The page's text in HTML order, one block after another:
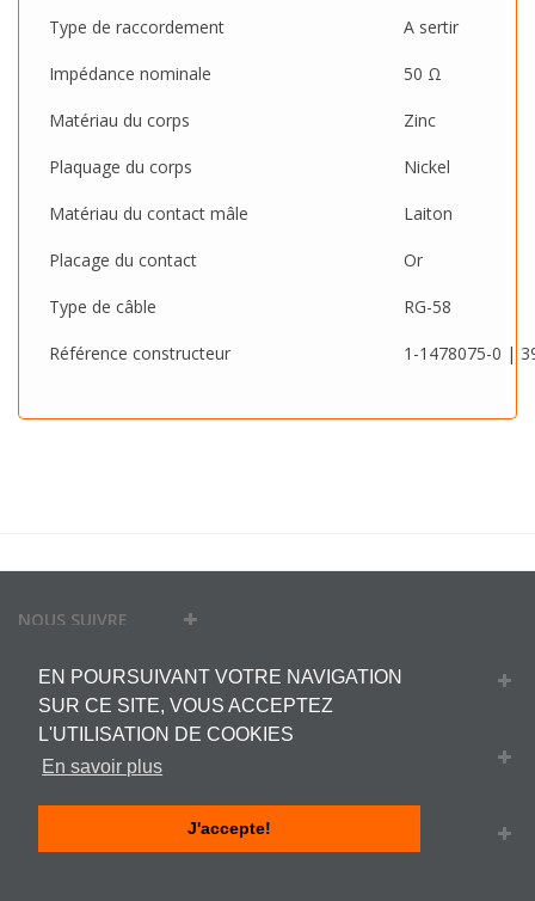
EN POURSUIVANT VOTRE NAVIGATION
SUR CE SITE, VOUS ACCEPTEZ
L'UTILISATION DE COOKIES
En savoir plus
J'accepte!
Type de raccordement A sertir
Impédance nominale 50 Ω
Matériau du corps Zinc
Plaquage du corps Nickel
Matériau du contact mâle Laiton
Placage du contact Or
Type de câble RG-58
Référence constructeur 1-1478075-0 |
NOUS SUIVRE
MON COMPTE
INFORMATIONS
INFORMATIONS SUR VOTRE BOUTIQUE